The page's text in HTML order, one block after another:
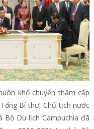
khổ chuyến thăm cấp
Bí thư, Chủ tịch nước
Bộ Du lịch Campuchia đã